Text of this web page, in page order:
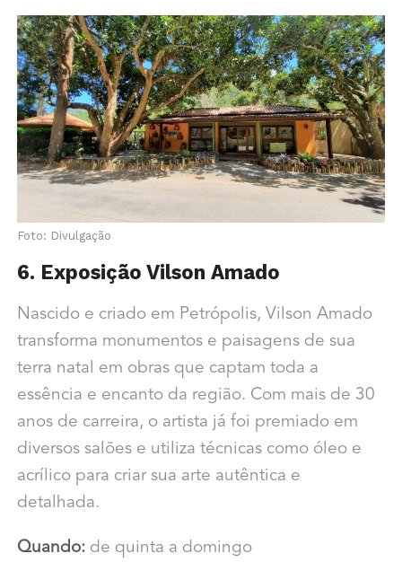
Foto: Divulgação
6. Exposição Vilson Amado
Nascido e criado em Petrópolis, Vilson Amado
transforma monumentos e paisagens de sua
terra natal em obras que captam toda a
essência e encanto da região. Com mais de 30
anos de carreira, o artista já foi premiado em
diversos salões e utiliza técnicas como óleo e
acrílico para criar sua arte autêntica e
detalhada.
Quando:de quinta a domingo